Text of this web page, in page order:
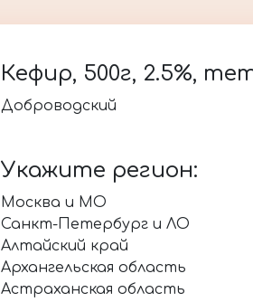
Кефир, 500г, 2.5%,
Доброводский
Укажите регион:
Москва и МО
Санкт-Петербург и ЛО
Алтайский край
Архангельская область
Астраханская область